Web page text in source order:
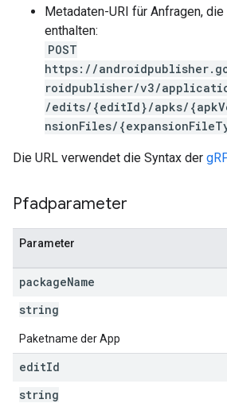
Metadaten-URI für Anfragen,
enthalten:
POST
https://
roidpublisher/v3/
/edits/{editId}/apks/
nsionFiles/
Die URL verwendet die Syntax der
Pfadparameter
Parameter
packageName
string
Paketname der App
editId
string